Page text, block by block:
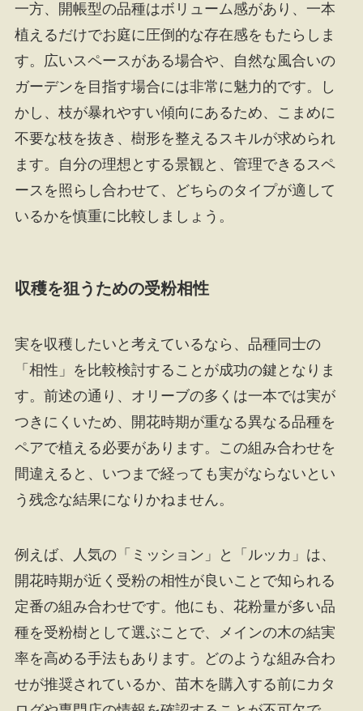
一方、開帳型の品種はボリューム感があり、一本
植えるだけでお庭に圧倒的な存在感をもたらしま
す。広いスペースがある場合や、自然な風合いの
ガーデンを目指す場合には非常に魅力的です。し
かし、枝が暴れやすい傾向にあるため、こまめに
不要な枝を抜き、樹形を整えるスキルが求められ
ます。自分の理想とする景観と、管理できるスペ
ースを照らし合わせて、どちらのタイプが適して
いるかを慎重に比較しましょう。
収穫を狙うための受粉相性
実を収穫したいと考えているなら、品種同士の
「相性」を比較検討することが成功の鍵となりま
す。前述の通り、オリーブの多くは一本では実が
つきにくいため、開花時期が重なる異なる品種を
ペアで植える必要があります。この組み合わせを
間違えると、いつまで経っても実がならないとい
う残念な結果になりかねません。
例えば、人気の「ミッション」と「ルッカ」は、
開花時期が近く受粉の相性が良いことで知られる
定番の組み合わせです。他にも、花粉量が多い品
種を受粉樹として選ぶことで、メインの木の結実
率を高める手法もあります。どのような組み合わ
せが推奨されているか、苗木を購入する前にカタ